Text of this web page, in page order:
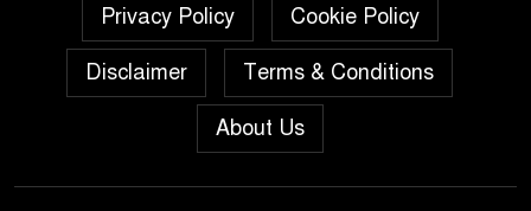
গৌরনদীতে নিরাপদ অভিবাসন ও
দক্ষতা উন্নয়ন শীর্ষক সেমিনার
অনুষ্ঠিত,
জুলাই গণঅভ্যুত্থান দিবস” উপলক্ষে
Privacy Policy Cookie Policy
Disclaimer Terms & Conditions
About Us